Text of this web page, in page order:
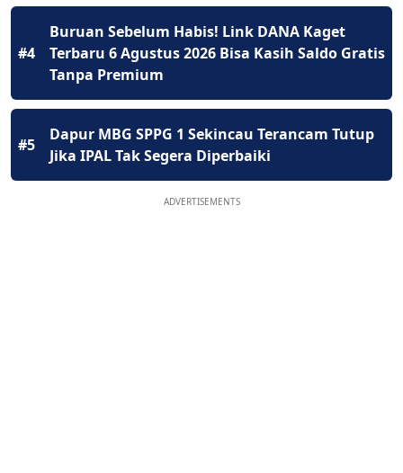
#4
Buruan Sebelum Habis! Link DANA Kaget
Terbaru 6 Agustus 2026 Bisa Kasih Saldo Gratis
Tanpa Premium
#5
Dapur MBG SPPG 1 Sekincau Terancam Tutup
Jika IPAL Tak Segera Diperbaiki
ADVERTISEMENTS